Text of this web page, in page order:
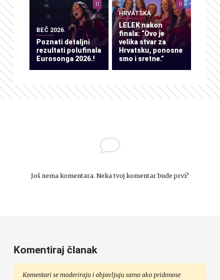
BEČ 2026.
Poznati detaljni
rezultati polufinala
Eurosonga 2026.!
11
HRVATSKA
LELEK nakon
finala: “Ovo je
velika stvar za
Hrvatsku, ponosne
smo i sretne.”
0
Još nema komentara. Neka tvoj komentar bude prvi?
Komentiraj članak
Komentari se moderiraju i objavljuju samo ako pridonose